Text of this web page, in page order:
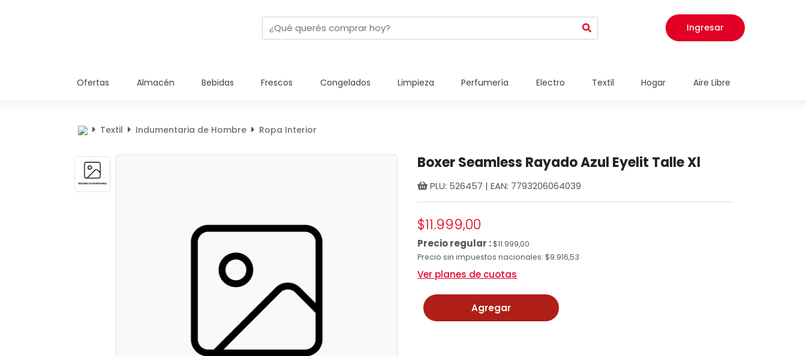
Ingresar
Ofertas Almacén Bebidas Frescos Congelados Limpieza Perfumería Electro Textil Hogar Aire Libre
Textil Indumentaria de Hombre Ropa Interior
Boxer Seamless Rayado Azul Eyelit Talle Xl
PLU: 526457 | EAN: 7793206064039
$11.999,00
Precio regular : $11.999,00
Precio sin impuestos nacionales: $9.916,53
Ver planes de cuotas
Agregar